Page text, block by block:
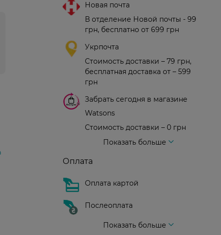
Новая почта
В отделение Новой почты - 99
грн, бесплатно от 699 грн
Укрпочта
Стоимость доставки – 79 грн,
бесплатная доставка от – 599
грн
Забрать сегодня в магазине
Watsons
Стоимость доставки – 0 грн
Показать больше
Оплата
Оплата картой
Послеоплата
Показать больше